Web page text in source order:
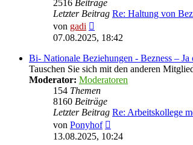
2516 Beiträge
Letzter Beitrag Re: Haltung von
von gadi
Beitrag
07.08.2025, 18:42
Bi- Nationale Beziehungen - Bezness – Ja
Tauschen Sie sich mit den anderen
Moderator: Moderatoren
154 Themen
8160 Beiträge
Letzter Beitrag Re: Arbeitskollege
von Ponyhof
Beitrag
13.08.2025, 10:24